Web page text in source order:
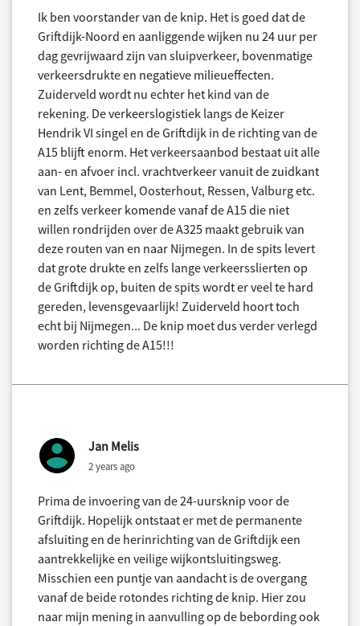
Ik ben voorstander van de knip. Het is goed dat de
Griftdijk-Noord en aanliggende wijken nu 24 uur per
dag gevrijwaard zijn van sluipverkeer, bovenmatige
verkeersdrukte en negatieve milieueffecten.
Zuiderveld wordt nu echter het kind van de
rekening. De verkeerslogistiek langs de Keizer
Hendrik VI singel en de Griftdijk in de richting van de
A15 blijft enorm. Het verkeersaanbod bestaat uit alle
aan- en afvoer incl. vrachtverkeer vanuit de zuidkant
van Lent, Bemmel, Oosterhout, Ressen, Valburg etc.
en zelfs verkeer komende vanaf de A15 die niet
willen rondrijden over de A325 maakt gebruik van
deze routen van en naar Nijmegen. In de spits levert
dat grote drukte en zelfs lange verkeersslierten op
de Griftdijk op, buiten de spits wordt er veel te hard
gereden, levensgevaarlijk! Zuiderveld hoort toch
echt bij Nijmegen... De knip moet dus verder verlegd
worden richting de A15!!!
Jan Melis
2 years ago
Prima de invoering van de 24-uursknip voor de
Griftdijk. Hopelijk ontstaat er met de permanente
afsluiting en de herinrichting van de Griftdijk een
aantrekkelijke en veilige wijkontsluitingsweg.
Misschien een puntje van aandacht is de overgang
vanaf de beide rotondes richting de knip. Hier zou
naar mijn mening in aanvulling op de bebording ook